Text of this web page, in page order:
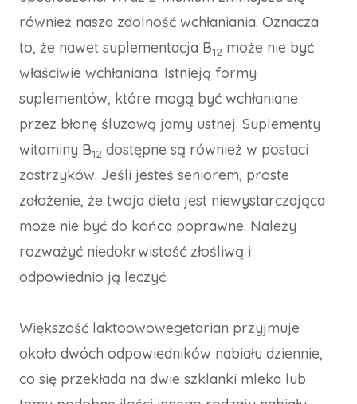
również nasza zdolność wchłaniania. Oznacza
to, że nawet suplementacja B12 może nie być
właściwie wchłaniana. Istnieją formy
suplementów, które mogą być wchłaniane
przez błonę śluzową jamy ustnej. Suplementy
witaminy B12 dostępne są również w postaci
zastrzyków. Jeśli jesteś seniorem, proste
założenie, że twoja dieta jest niewystarczająca
może nie być do końca poprawne. Należy
rozważyć niedokrwistość złośliwą i
odpowiednio ją leczyć.
Większość laktoowowegetarian przyjmuje
około dwóch odpowiedników nabiału dziennie,
co się przekłada na dwie szklanki mleka lub